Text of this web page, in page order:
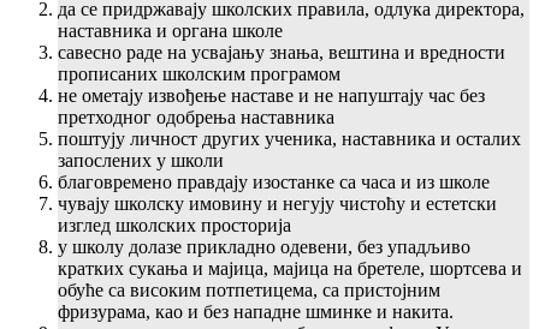
да се придржавају школских правила, одлука директора,
наставника и органа школе
савесно раде на усвајању знања, вештина и вредности
прописаних школским програмом
не ометају извођење наставе и не напуштају час без
претходног одобрења наставника
поштују личност других ученика, наставника и осталих
запослених у школи
благовремено правдају изостанке са часа и из школе
чувају школску имовину и негују чистоћу и естетски
изглед школских просторија
у школу долазе прикладно одевени, без упадљиво
кратких сукања и мајица, мајица на бретеле, шортсева и
обуће са високим потпетицема, са пристојним
фризурама, као и без нападне шминке и накита.